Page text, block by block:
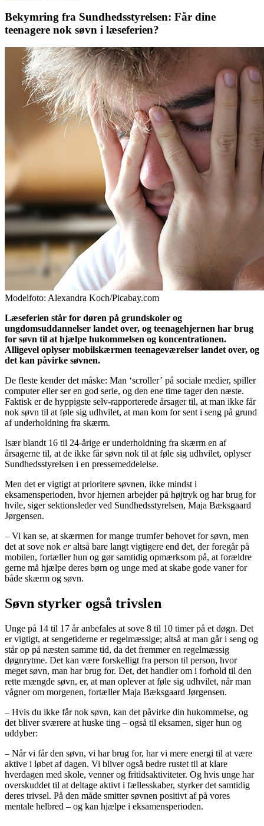
Bekymring fra Sundhedsstyrelsen: Får dine
teenagere nok søvn i læseferien?
Modelfoto: Alexandra Koch/Picabay.com
Læseferien står for døren på grundskoler og
ungdomsuddannelser landet over, og teenagehjernen har brug
for søvn til at hjælpe hukommelsen og koncentrationen.
Alligevel oplyser mobilskærmen teenageværelser landet over, og
det kan påvirke søvnen.
De fleste kender det måske: Man ‘scroller’ på sociale medier, spiller
computer eller ser en god serie, og den ene time tager den næste.
Faktisk er de hyppigste selv-rapporterede årsager til, at man ikke får
nok søvn til at føle sig udhvilet, at man kom for sent i seng på grund
af underholdning fra skærm.
Især blandt 16 til 24-årige er underholdning fra skærm en af
årsagerne til, at de ikke får søvn nok til at føle sig udhvilet, oplyser
Sundhedsstyrelsen i en pressemeddelelse.
Men det er vigtigt at prioritere søvnen, ikke mindst i
eksamensperioden, hvor hjernen arbejder på højtryk og har brug for
hvile, siger sektionsleder ved Sundhedsstyrelsen, Maja Bæksgaard
Jørgensen.
– Vi kan se, at skærmen for mange trumfer behovet for søvn, men
det at sove nok eraltså bare langt vigtigere end det, der foregår på
mobilen, fortæller hun og gør samtidig opmærksom på, at forældre
gerne må hjælpe deres børn og unge med at skabe gode vaner for
både skærm og søvn.
Søvn styrker også trivslen
Unge på 14 til 17 år anbefales at sove 8 til 10 timer på et døgn. Det
er vigtigt, at sengetiderne er regelmæssige; altså at man går i seng og
står op på næsten samme tid, da det fremmer en regelmæssig
døgnrytme. Det kan være forskelligt fra person til person, hvor
meget søvn, man har brug for. Det, det handler om i forhold til den
rette mængde søvn, er, at man oplever at føle sig udhvilet, når man
vågner om morgenen, fortæller Maja Bæksgaard Jørgensen.
– Hvis du ikke får nok søvn, kan det påvirke din hukommelse, og
det bliver sværere at huske ting – også til eksamen, siger hun og
uddyber:
– Når vi får den søvn, vi har brug for, har vi mere energi til at være
aktive i løbet af dagen. Vi bliver også bedre rustet til at klare
hverdagen med skole, venner og fritidsaktiviteter. Og hvis unge har
overskuddet til at deltage aktivt i fællesskaber, styrker det samtidig
deres trivsel. På den måde smitter søvnen positivt af på vores
mentale helbred – og kan hjælpe i eksamensperioden.